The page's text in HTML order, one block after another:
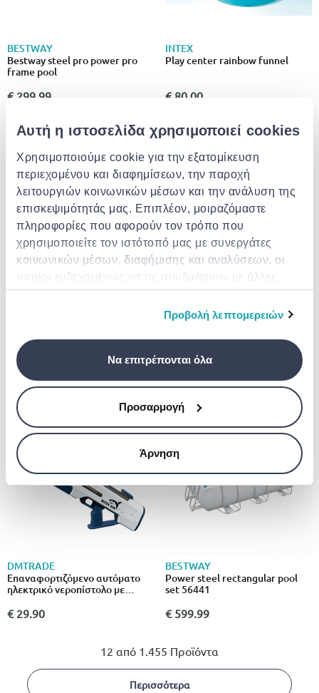
Αυτή η ιστοσελίδα χρησιμοποιεί cookies
Χρησιμοποιούμε cookie για την εξατομίκευση
περιεχομένου και διαφημίσεων, την παροχή
λειτουργιών κοινωνικών μέσων και την ανάλυση της
επισκεψιμότητάς μας. Επιπλέον, μοιραζόμαστε
πληροφορίες που αφορούν τον τρόπο που
χρησιμοποιείτε τον ιστότοπό μας με συνεργάτες
κοινωνικών μέσων, διαφήμισης και αναλύσεων, οι
οποίοι ενδεχομένως να τις συνδυάσουν με άλλες
πληροφορίες που τους έχετε παραχωρήσει ή τις
οποίες έχουν συλλέξει σε σχέση με την από μέρους
Προβολή λεπτομερειών
Να επιτρέπονται όλα
Προσαρμογή
Άρνηση
BESTWAY
Bestway steel pro power pro
frame pool
€ 299.99
INTEX
Play center rainbow funnel
€ 80.00
€ 12.50
(173752-pe13) 2y+
€ 79.99
DMTRADE
Επαναφορτιζόμενο αυτόματο
ηλεκτρικό νεροπίστολο με
€ 29.90
BESTWAY
Power steel rectangular pool
set 56441
€ 599.99
12 από 1.455 Προϊόντα
Περισσότερα